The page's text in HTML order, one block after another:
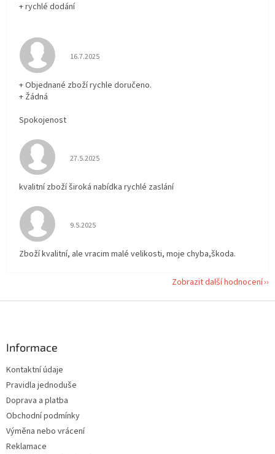
+ rychlé dodání
Hodnocení obchodu je 5 z 5 hvězdiček.
16.7.2025
+ Objednané zboží rychle doručeno.
+ Žádná
Spokojenost
Hodnocení obchodu je 5 z 5 hvězdiček.
27.5.2025
kvalitní zboží široká nabídka rychlé zaslání
Hodnocení obchodu je 5 z 5 hvězdiček.
9.5.2025
Zboží kvalitní, ale vracim malé velikosti, moje chyba,škoda.
Zobrazit další hodnocení
Informace
Kontaktní údaje
Pravidla jednoduše
Doprava a platba
Obchodní podmínky
Výměna nebo vrácení
Reklamace